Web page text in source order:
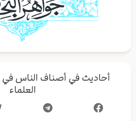
أحاديث في أصناف الناس
العلماء